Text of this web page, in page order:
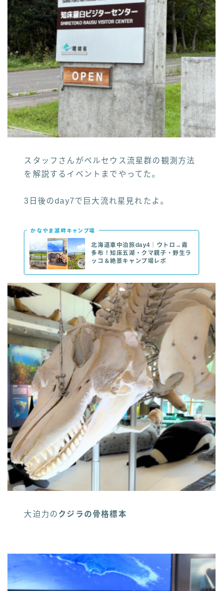
スタッフさんがペルセウス流星群の観測方法
を解説するイベントまでやってた。
3日後のday7で巨大流れ星見れたよ。
かなやま湖畔キャンプ場
北海道車中泊旅day4｜ウトロ→霧
多布！知床五湖・クマ親子・野生ラ
ッコ＆絶景キャンプ場レポ
大迫力の クジラの骨格標本